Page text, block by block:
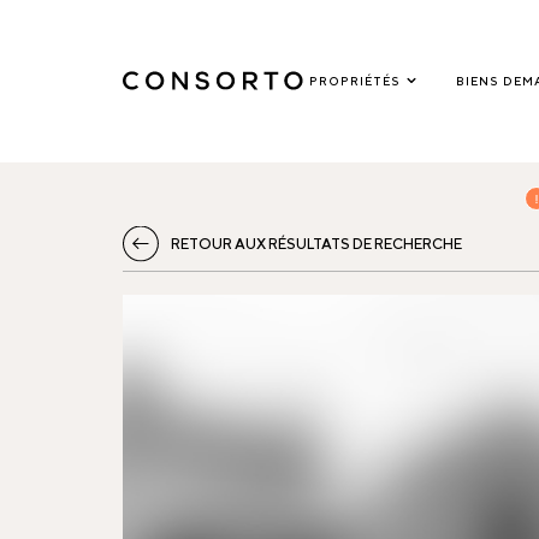
PROPRIÉTÉS BIENS
RETOUR AUX RÉSULTATS DE RECHERCHE